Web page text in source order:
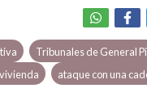
Tribunales de General
ataque con una